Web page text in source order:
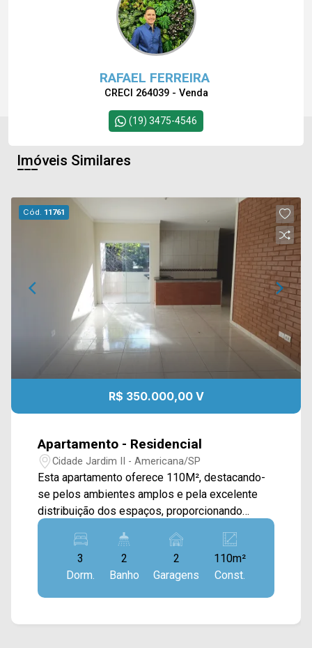
RAFAEL FERREIRA
CRECI 264039 - Venda
(19) 3475-4546
Imóveis Similares
Cód. 11761
R$ 350.000,00 V
Apartamento - Residencial
Cidade Jardim II - Americana/SP
Esta apartamento oferece 110M², destacando-
se pelos ambientes amplos e pela excelente
distribuição dos espaços, proporcionando
conforto e praticidade para toda a família. A área
social conta com sala de estar e sala de jantar
integradas à cozinha em conceito aberto, que
possui bancada e favorece a interação entre os
ambientes, criando um espaço moderno e
dispõe de sacada, proporcionando mais
3
Dorm.
2
Banho
2
Garagens
110m²
Const.